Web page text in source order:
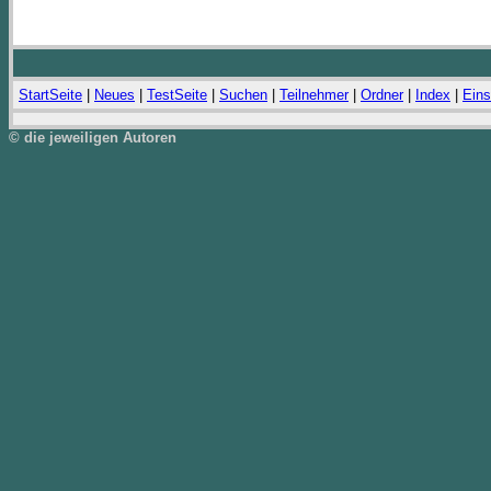
StartSeite Neues TestSeite Suchen Teilnehmer| Ordner| Index
© die jeweiligen Autoren